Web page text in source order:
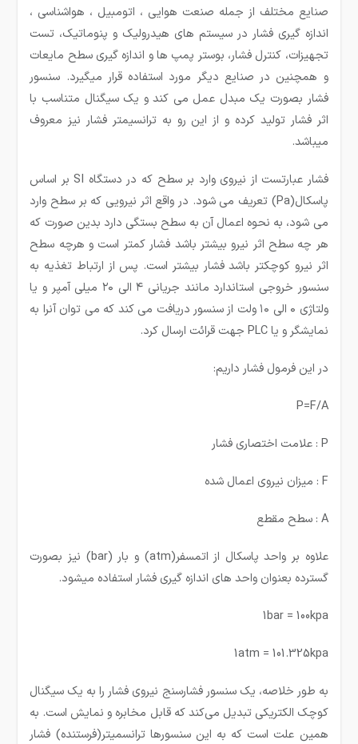
صنایع مختلف از جمله صنعت هوایی ، اتومبیل ، هواشناسی ،
اندازه گیری فشار در سیستم های هیدرولیک و پنوماتیک، تست
تجهیزات، کنترل فشار، بوستر پمپ ها و اندازه گیری سطح مایعات
و همچنین در صنایع دیگر مورد استفاده قرار میگیرد. سنسور
فشار بصورت یک مبدل عمل می کند و یک سیگنال متناسب با
اثر فشار تولید کرده و از این رو به ترانسیمتر فشار نیز معروف
میباشد.
فشار عبارتست از نیروی وارد بر سطح که در دستگاه SI بر اساس
پاسکال(Pa) تعریف می شود. در واقع اثر نیرویی که بر سطح وارد
می شود، به نحوه اعمال آن به سطح بستگی دارد بدین صورت که
هر چه سطح اثر نیرو بیشتر باشد فشار کمتر است و هرچه سطح
اثر نیرو کوچکتر باشد فشار بیشتر است. پس از ارتباط تغذیه به
سنسور خروجی استاندارد مانند جریانی ۴ الی ۲۰ میلی آمپر و یا
ولتاژی ۰ الی ۱۰ ولت از سنسور دریافت می کند که می توان آنرا به
نمایشگر و یا PLC جهت قرائت ارسال کرد.
در این فرمول فشار داریم:
P=F/A
P : علامت اختصاری فشار
F : میزان نیروی اعمال شده
A : سطح مقطع
علاوه بر واحد پاسکال از اتمسفر(atm) و بار (bar) نیز بصورت
گسترده بعنوان واحد های اندازه گیری فشار استفاده میشود.
1bar = 100kpa
1atm = 101.325kpa
به طور خلاصه، یک سنسور فشارسنج نیروی فشار را به یک سیگنال
کوچک الکتریکی تبدیل می‌کند که قابل مخابره و نمایش است. به
همین علت است که به این سنسورها ترانسمیتر(فرستنده) فشار